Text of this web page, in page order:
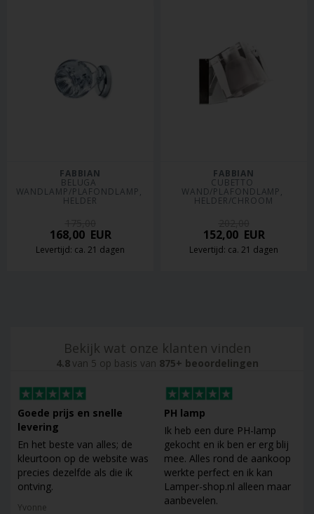
FABBIAN
BELUGA
WANDLAMP/PLAFONDLAMP,
HELDER
168,00EUR
Levertijd: ca. 21 dagen
FABBIAN
CUBETTO
WAND/PLAFONDLAMP,
HELDER/CHROOM
152,00EUR
Levertijd: ca. 21 dagen
Bekijk wat onze klanten vinden
4.8van 5 op basis van 875+ beoordelingen
Goede prijs en snelle
levering
En het beste van alles; de
kleurtoon op de website was
precies dezelfde als die ik
ontving.
Yvonne
PH lamp
Ik heb een dure PH-lamp
gekocht en ik ben er erg blij
mee. Alles rond de aankoop
werkte perfect en ik kan
Lamper-shop.nl alleen maar
aanbevelen.